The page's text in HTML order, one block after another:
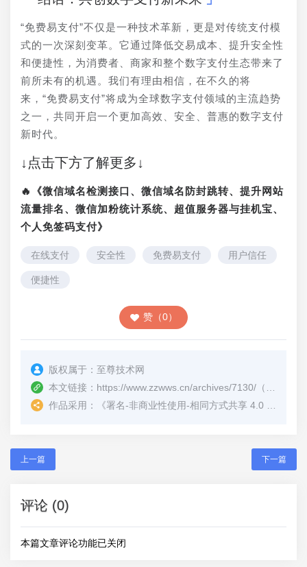
“免费易支付”不仅是一种技术革新，更是对传统支付模
式的一次深刻变革。它通过降低交易成本、提升安全性
和便捷性，为消费者、商家和整个数字支付生态带来了
前所未有的机遇。我们有理由相信，在不久的将
来，“免费易支付”将成为全球数字支付领域的主流趋势
之一，共同开启一个更加高效、安全、普惠的数字支付
新时代。
↓点击下方了解更多↓
🔥《微信域名检测接口、微信域名防封跳转、提升网站
流量排名、微信加粉统计系统、超值服务器与挂机宝、
个人免签码支付》
在线支付 安全性 免费易支付 用户信任
便捷性
赞（0）
版权属于： 至尊技术网
本文链接： https://www.zzwws.cn/archives/7130/ （转载时请注明本文出处及文章链接）
作品采用：
《署名-非商业性使用-相同方式共享 4.0 国际 (CC BY-NC-SA 4.0)
上一篇 下一篇
评论 (0)
本篇文章评论功能已关闭